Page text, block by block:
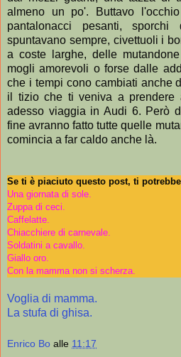
almeno un po'. Buttavo
pantalonacci pesanti,
spuntavano sempre, civettuoli i
a coste larghe, delle
mogli amorevoli o forse dalle
che i tempi cono cambiati anche
il tizio che ti veniva a prendere
adesso viaggia in Audi 6. Però
fine avranno fatto tutte quelle
comincia a far caldo anche là.
Se ti è piaciuto questo post, ti
Una giornata di sole.
Zuppa di ceci.
Caffelatte.
Chiacchiere di carnevale.
Soldatini a cavallo.
Giallo oro.
Con la mamma non si scherza.
Voglia di mamma.
La stufa di ghisa.
Enrico Bo alle 11:17